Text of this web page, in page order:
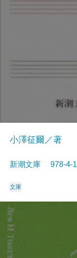
小澤征爾／著
新潮文庫 978-4-
文庫